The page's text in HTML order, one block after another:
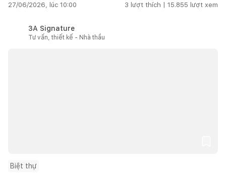
27/06/2026, lúc 10:00 3 lượt thích | 15.855 lượt xem
3A Signature
Tư vấn, thiết kế - Nhà thầu
Biệt thự